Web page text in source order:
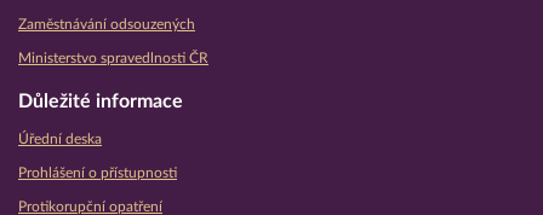
Zaměstnávání odsouzených
Ministerstvo spravedlnosti ČR
Důležité informace
Úřední deska
Prohlášení o přístupnosti
Protikorupční opatření